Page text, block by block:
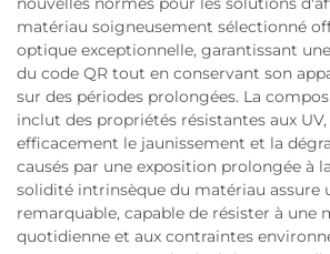
matériau soigneusement sélectionné
optique exceptionnelle, garantissant
du code QR tout en conservant son
sur des périodes prolongées. La
inclut des propriétés résistantes aux
efficacement le jaunissement et la
causés par une exposition prolongée à
solidité intrinsèque du matériau assure
remarquable, capable de résister à une
quotidienne et aux contraintes